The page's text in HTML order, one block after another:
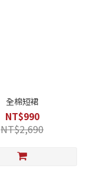
全棉短裙
NT$990
NT$2,690